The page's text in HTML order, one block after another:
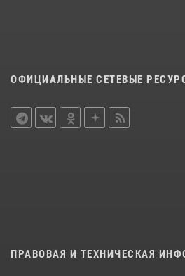
ОФИЦИАЛЬНЫЕ СЕТЕВЫЕ
ПРАВОВАЯ И ТЕХНИЧЕСКАЯ